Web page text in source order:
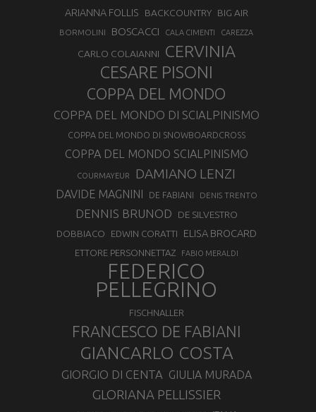
ARIANNA FOLLIS BACKCOUNTRY BIG AIR
BORMOLINI BOSCACCI CALA CIMENTI CAREZZA
CARLO COLAIANNI CERVINIA
CESARE PISONI
COPPA DEL MONDO
COPPA DEL MONDO DI SCIALPINISMO
COPPA DEL MONDO DI SNOWBOARDCROSS
COPPA DEL MONDO SCIALPINISMO
COURMAYEUR DAMIANO LENZI
DAVIDE MAGNINI DE FABIANI DENIS TRENTO
DENNIS BRUNOD DE SILVESTRO
DOBBIACO EDWIN CORATTI ELISA BROCARD
ETTORE PERSONNETTAZ FABIO MERALDI
FEDERICO
PELLEGRINO
FISCHNALLER
FRANCESCO DE FABIANI
GIANCARLO COSTA
GIORGIO DI CENTA GIULIA MURADA
GLORIANA PELLISSIER